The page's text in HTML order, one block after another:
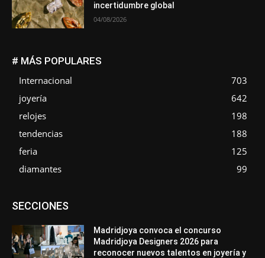
incertidumbre global
04/08/2026
# MÁS POPULARES
Internacional
703
joyería
642
relojes
198
tendencias
188
feria
125
diamantes
99
SECCIONESAsociaciones
Entrevistas
Opiniones
Premios Secciones
Madridjoya convoca el concurso
Madridjoya Designers 2026 para
reconocer nuevos talentos en joyería y